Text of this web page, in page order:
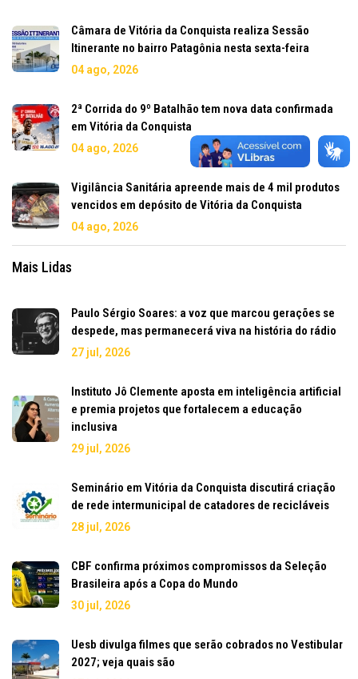
Câmara de Vitória da Conquista realiza Sessão
Itinerante no bairro Patagônia nesta sexta-feira
04 ago, 2026
2ª Corrida do 9º Batalhão tem nova data confirmada
em Vitória da Conquista
04 ago, 2026
Vigilância Sanitária apreende mais de 4 mil produtos
vencidos em depósito de Vitória da Conquista
04 ago, 2026
Mais Lidas
Paulo Sérgio Soares: a voz que marcou gerações se
despede, mas permanecerá viva na história do rádio
27 jul, 2026
Instituto Jô Clemente aposta em inteligência artificial
e premia projetos que fortalecem a educação
inclusiva
29 jul, 2026
Seminário em Vitória da Conquista discutirá criação
de rede intermunicipal de catadores de recicláveis
28 jul, 2026
CBF confirma próximos compromissos da Seleção
Brasileira após a Copa do Mundo
30 jul, 2026
Uesb divulga filmes que serão cobrados no Vestibular
2027; veja quais são